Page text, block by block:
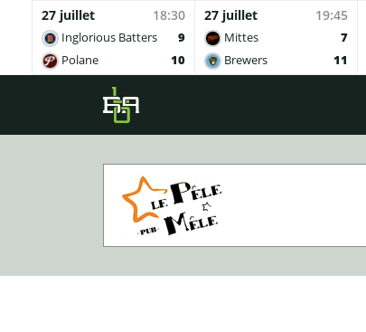
27 juillet 18:30
Inglorious Batters
9
Polane
10
27 juillet 19:45
Mittes
7
Brewers
11
Skip to main content